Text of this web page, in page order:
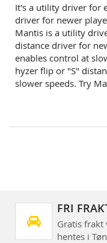
gallery
It's a utility driver for
driver for newer
Mantis is a utility
distance driver for
enables control at
hyzer flip or "S"
slower speeds. Try
FRI
Gratis frakt
hentes i